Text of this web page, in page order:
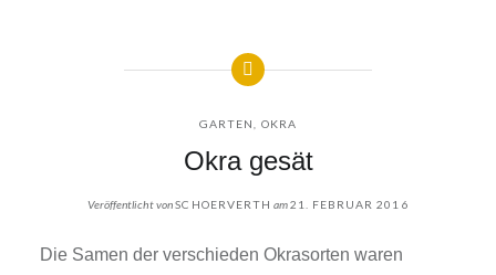
GARTEN OKRA
Okra gesät
Veröffentlicht vonSCHOERVERTH am21. FEBRUAR 2016
Die Samen der verschieden Okrasorten waren